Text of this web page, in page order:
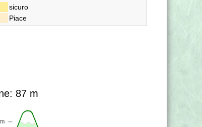
sicuro
Piace
87 m